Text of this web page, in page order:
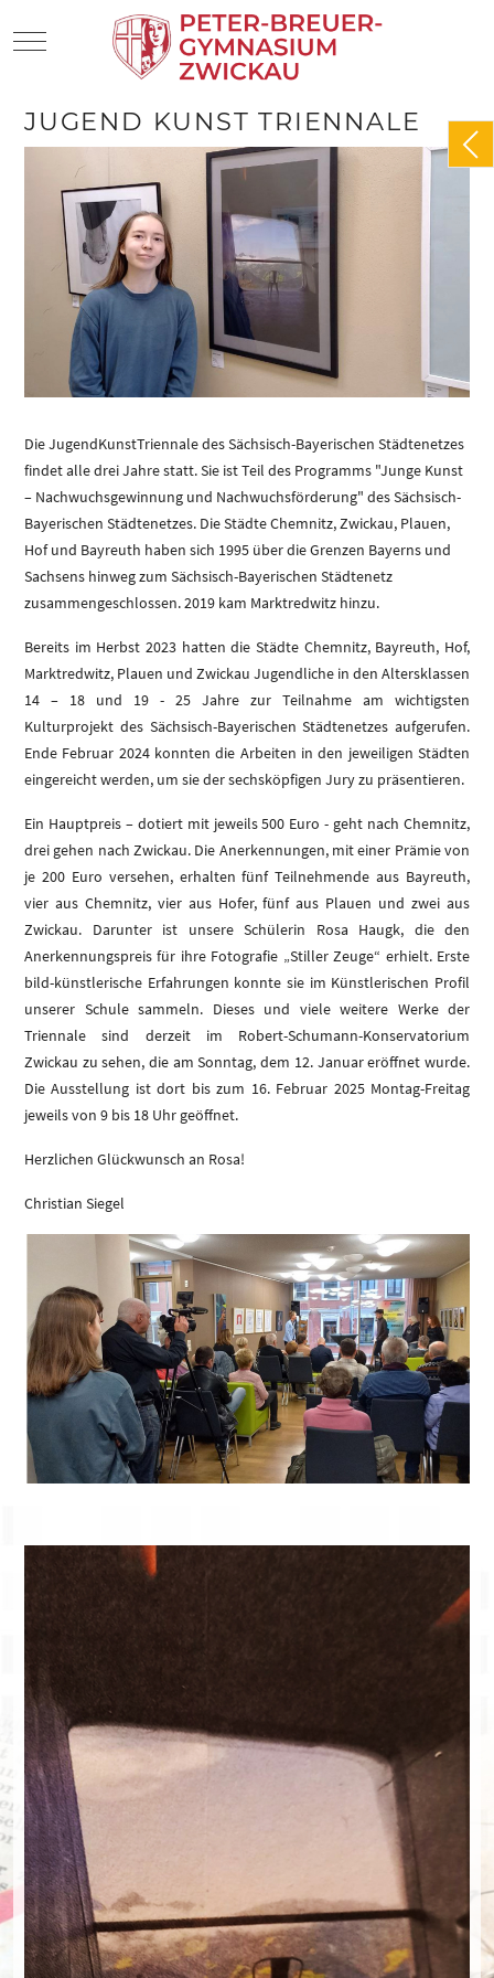
Mobile Menu Toggle
JUGEND KUNST TRIENNALE
Die JugendKunstTriennale des Sächsisch-Bayerischen Städtenetzes
findet alle drei Jahre statt. Sie ist Teil des Programms "Junge Kunst
– Nachwuchsgewinnung und Nachwuchsförderung" des Sächsisch-
Bayerischen Städtenetzes. Die Städte Chemnitz, Zwickau, Plauen,
Hof und Bayreuth haben sich 1995 über die Grenzen Bayerns und
Sachsens hinweg zum Sächsisch-Bayerischen Städtenetz
zusammengeschlossen. 2019 kam Marktredwitz hinzu.
Bereits im Herbst 2023 hatten die Städte Chemnitz, Bayreuth, Hof,
Marktredwitz, Plauen und Zwickau Jugendliche in den Altersklassen
14 – 18 und 19 - 25 Jahre zur Teilnahme am wichtigsten
Kulturprojekt des Sächsisch-Bayerischen Städtenetzes aufgerufen.
Ende Februar 2024 konnten die Arbeiten in den jeweiligen Städten
eingereicht werden, um sie der sechsköpfigen Jury zu präsentieren.
Ein Hauptpreis – dotiert mit jeweils 500 Euro - geht nach Chemnitz,
drei gehen nach Zwickau. Die Anerkennungen, mit einer Prämie von
je 200 Euro versehen, erhalten fünf Teilnehmende aus Bayreuth,
vier aus Chemnitz, vier aus Hofer, fünf aus Plauen und zwei aus
Zwickau. Darunter ist unsere Schülerin Rosa Haugk, die den
Anerkennungspreis für ihre Fotografie „Stiller Zeuge“ erhielt. Erste
bild-künstlerische Erfahrungen konnte sie im Künstlerischen Profil
unserer Schule sammeln. Dieses und viele weitere Werke der
Triennale sind derzeit im Robert-Schumann-Konservatorium
Zwickau zu sehen, die am Sonntag, dem 12. Januar eröffnet wurde.
Die Ausstellung ist dort bis zum 16. Februar 2025 Montag-Freitag
jeweils von 9 bis 18 Uhr geöffnet.
Herzlichen Glückwunsch an Rosa!
Christian Siegel